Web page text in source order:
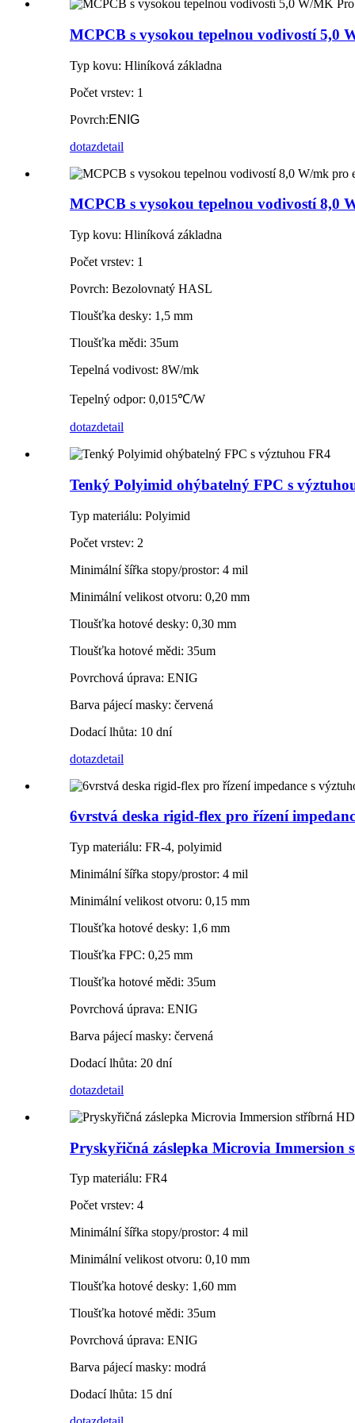
MCPCB s vysokou tepelnou vodivostí 5,0
Typ kovu: Hliníková základna
Počet vrstev: 1
Povrch:ENIG
dotazdetail
MCPCB s vysokou tepelnou vodivostí 8,0
Typ kovu: Hliníková základna
Počet vrstev: 1
Povrch: Bezolovnatý HASL
Tloušťka desky: 1,5 mm
Tloušťka mědi: 35um
Tepelná vodivost: 8W/mk
Tepelný odpor: 0,015℃/W
dotazdetail
Tenký Polyimid ohýbatelný FPC s
Typ materiálu: Polyimid
Počet vrstev: 2
Minimální šířka stopy/prostor: 4 mil
Minimální velikost otvoru: 0,20 mm
Tloušťka hotové desky: 0,30 mm
Tloušťka hotové mědi: 35um
Povrchová úprava: ENIG
Barva pájecí masky: červená
Dodací lhůta: 10 dní
dotazdetail
6vrstvá deska rigid-flex pro řízení
Typ materiálu: FR-4, polyimid
Minimální šířka stopy/prostor: 4 mil
Minimální velikost otvoru: 0,15 mm
Tloušťka hotové desky: 1,6 mm
Tloušťka FPC: 0,25 mm
Tloušťka hotové mědi: 35um
Povrchová úprava: ENIG
Barva pájecí masky: červená
Dodací lhůta: 20 dní
dotazdetail
Pryskyřičná záslepka Microvia Immersion
Typ materiálu: FR4
Počet vrstev: 4
Minimální šířka stopy/prostor: 4 mil
Minimální velikost otvoru: 0,10 mm
Tloušťka hotové desky: 1,60 mm
Tloušťka hotové mědi: 35um
Povrchová úprava: ENIG
Barva pájecí masky: modrá
Dodací lhůta: 15 dní